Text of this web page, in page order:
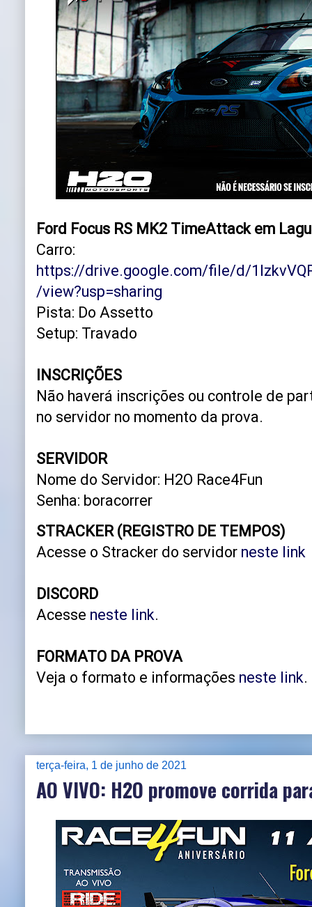
Ford Focus RS MK2 TimeAttack em
Carro:
https://drive.google.com/file/d/
/view?usp=sharing
Pista: Do Assetto
Setup: Travado
INSCRIÇÕES
Não haverá inscrições ou controle de
no servidor no momento da prova.
SERVIDOR
Nome do Servidor: H2O Race4Fun
Senha: boracorrer
STRACKER (REGISTRO DE TEMPOS)
Acesse o Stracker do servidor neste link
DISCORD
Acesse neste link.
FORMATO DA PROVA
Veja o formato e informações neste link.
terça-feira, 1 de junho de 2021
AO VIVO: H2O promove corrida